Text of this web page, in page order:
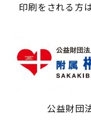
印刷をされる方
公益財団